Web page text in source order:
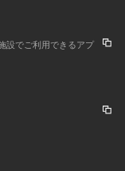
設でご利用できるアプ